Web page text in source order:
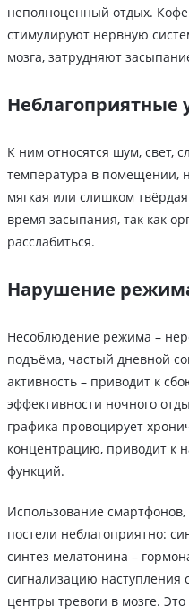
неполноценный отдых.
стимулируют нервную
мозга, затрудняют
Неблагоприятные
К ним относятся шум, свет,
температура в помещении,
мягкая или слишком
время засыпания, так как
расслабиться.
Нарушение
Несоблюдение режима –
подъёма, частый дневной
активность – приводит к
эффективности ночного
графика провоцирует
концентрацию, приводит к
функций.
Использование
постели неблагоприятно:
синтез мелатонина –
сигнализацию наступления
центры тревоги в мозге.